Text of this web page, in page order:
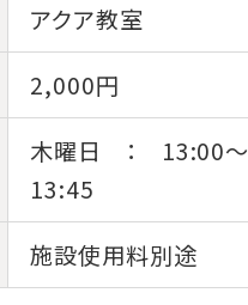
ント情報
セス
アクア教室
2,000円
木曜日 ： 13:00～
13:45
施設使用料別途